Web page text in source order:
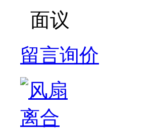
面议
留言询价